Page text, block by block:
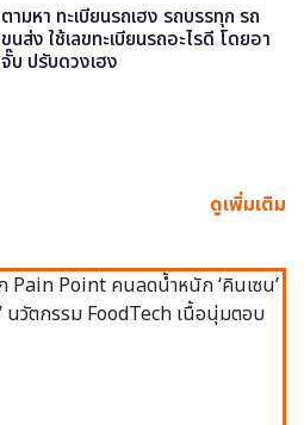
ตามหา ทะเบียนรถเฮง รถบรรทุก รถ
ขนส่ง ใช้เลขทะเบียนรถอะไรดี โดยอา
จั๊บ ปรับดวงเฮง
ดูเพิ่มเติม